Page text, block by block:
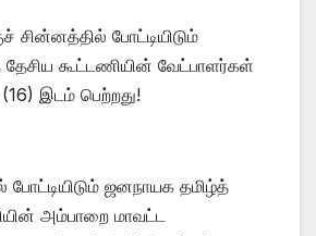
சின்னத்தில் போட்டியிடும்
கூட்டணியின் வேட்பாளர்கள்
இடம் பெற்றது!
போட்டியிடும் ஜனநாயக தமிழ்த்
அம்பாறை மாவட்ட